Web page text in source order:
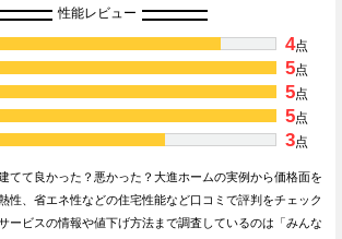
性能レビュー
4点
5点
5点
5点
3点
てて良かった？悪かった？大進ホームの実例から価格面を
性、省エネ性などの住宅性能など口コミで評判をチェック
ービスの情報や値下げ方法まで調査しているのは「みんな